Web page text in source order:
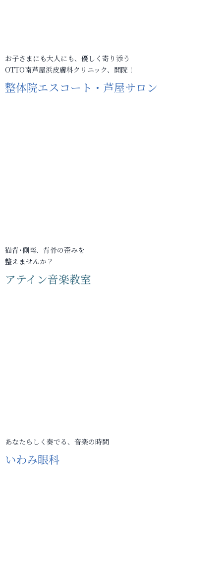
お子さまにも大人にも、優しく寄り添う
OTTO南芦屋浜皮膚科クリニック、開院！
整体院エスコート・芦屋サロン
猫背･側弯、背骨の歪みを
整えませんか？
アテイン音楽教室
あなたらしく奏でる、音楽の時間
いわみ眼科